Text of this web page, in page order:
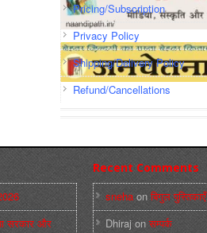
Pricing/Subscription
Privacy Policy
Shipping/Delivery Policy
Refund/Cancellations
सरकार और
Recent Comments
snehaonबिगुल पुस्तिकाएँ
Dhirajon सम्पर्क